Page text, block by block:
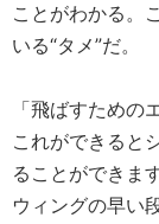
ことがわかる。
いる“タメ”だ。
「飛ばすための
これができると
ることができま
ウィングの早い